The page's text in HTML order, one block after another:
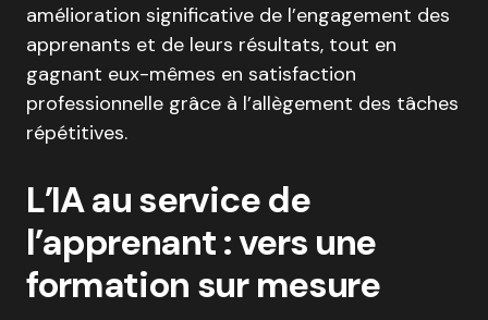
amélioration significative de l’engagement des
apprenants et de leurs résultats, tout en
gagnant eux-mêmes en satisfaction
professionnelle grâce à l’allègement des tâches
répétitives.
L’IA au service de
l’apprenant : vers une
formation sur mesure